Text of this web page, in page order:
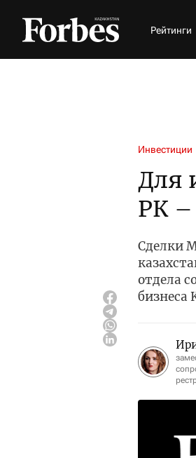
Рейтинги
Инвестиции
Для
РК –
Сделки
отдела
бизнеса